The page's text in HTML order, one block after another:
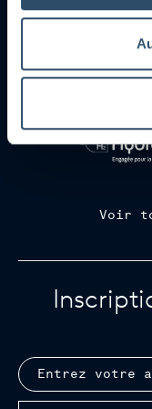
Voir
S'inscrire à
Email